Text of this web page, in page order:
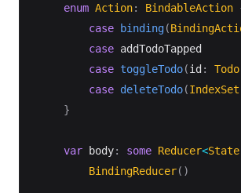
enum Action: BindableAction
case
binding(
case addTodoTapped
case toggleTodo(id : Todo
case deleteTodo(IndexSet
}
var body: some Reducer<State
BindingReducer( )